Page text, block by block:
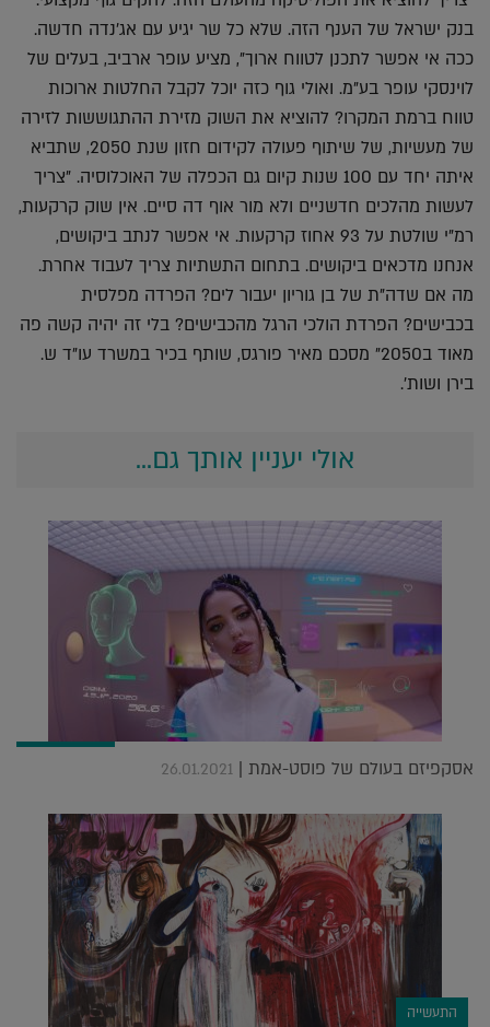
בנק ישראל של הענף הזה. שלא כל שר יגיע עם אג'נדה חדשה.
ככה אי אפשר לתכנן לטווח ארוך", מציע עופר ארביב, בעלים של
לוינסקי עופר בע"מ. ואולי גוף כזה יוכל לקבל החלטות ארוכות
טווח ברמת המקרו? להוציא את השוק מזירת ההתגוששות לזירה
של מעשיות, של שיתוף פעולה לקידום חזון שנת 2050, שתביא
איתה יחד עם 100 שנות קיום גם הכפלה של האוכלוסיה. "צריך
לעשות מהלכים חדשניים ולא מור אוף דה סיים. אין שוק קרקעות,
רמ"י שולטת על 93 אחוז קרקעות. אי אפשר לנתב ביקושים,
אנחנו מדכאים ביקושים. בתחום התשתיות צריך לעבוד אחרת.
מה אם שדה"ת של בן גוריון יעבור לים? הפרדה מפלסית
בכבישים? הפרדת הולכי הרגל מהכבישים? בלי זה יהיה קשה פה
מאוד ב2050" מסכם מאיר פורגס, שותף בכיר במשרד עו"ד ש.
בירן ושות'.
אולי יעניין אותך גם...
אסקפיזם בעולם של פוסט-אמת | 26.01.2021
התעשייה